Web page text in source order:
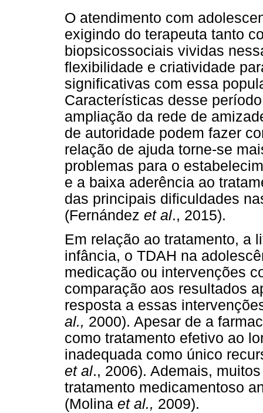
O atendimento com
exigindo do terapeuta tanto
biopsicossociais vividas
flexibilidade e criatividade
significativas com essa
Características desse
ampliação da rede de
de autoridade podem fazer
relação de ajuda torne-se
problemas para o
e a baixa aderência ao
das principais dificuldades
(Fernández et al., 2015).
Em relação ao tratamento, a
infância, o TDAH na
medicação ou intervenções
comparação aos resultados
resposta a essas
al., 2000). Apesar de a
como tratamento efetivo ao
inadequada como único
et al., 2006). Ademais,
tratamento medicamentoso
(Molina et al., 2009).